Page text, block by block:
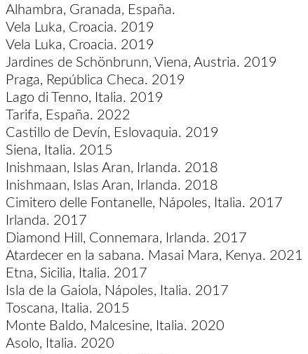
Alhambra, Granada, España.
Vela Luka, Croacia. 2019
Vela Luka, Croacia. 2019
Jardines de Schönbrunn, Viena, Austria. 2019
Praga, República Checa. 2019
Lago di Tenno, Italia. 2019
Tarifa, España. 2022
Castillo de Devín, Eslovaquia. 2019
Siena, Italia. 2015
Inishmaan, Islas Aran, Irlanda. 2018
Inishmaan, Islas Aran, Irlanda. 2018
Cimitero delle Fontanelle, Nápoles, Italia. 2017
Irlanda. 2017
Diamond Hill, Connemara, Irlanda. 2017
Atardecer en la sabana. Masai Mara, Kenya. 2021
Etna, Sicilia, Italia. 2017
Isla de la Gaiola, Nápoles, Italia. 2017
Toscana, Italia. 2015
Monte Baldo, Malcesine, Italia. 2020
Asolo, Italia. 2020